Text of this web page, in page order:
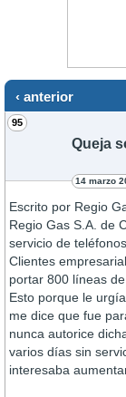
‹ anterior
95
Queja
14 marzo
Escrito por Regio
Regio Gas S.A. de
servicio de
Clientes
portar 800 lí­neas
Esto porque le
me dice que fue
nunca autorice
varios dí­as sin
interesaba